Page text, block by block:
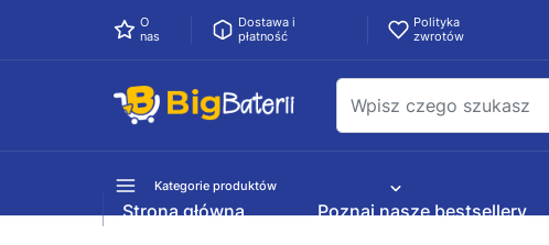
O
nas
Dostawa i
płatność
Polityka
zwrotów
Kategorie produktów
Strona główna Poznaj nasze bestsellery